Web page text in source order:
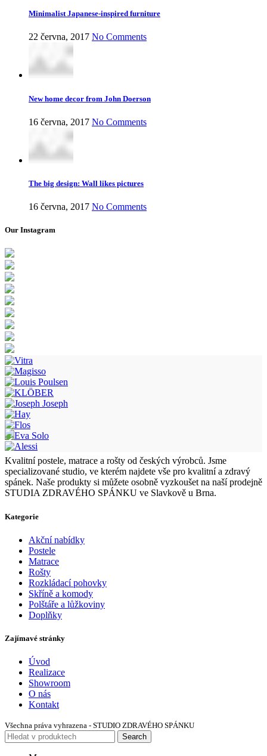
Minimalist Japanese-inspired furniture
22 června, 2017 No Comments
New home decor from John Doerson
16 června, 2017 No Comments
The big design: Wall likes pictures
16 června, 2017 No Comments
Our Instagram
Kvalitní postele, matrace a rošty od českých výrobců. Jsme
specializované studio, ve kterém najdete vše pro kvalitní a zdravý
spánek. Naše produkty si můžete osobně vyzkoušet na naší prodejně
STUDIA ZDRAVÉHO SPÁNKU ve Slavkově u Brna.
Kategorie
Akční nabídky
Postele
Matrace
Rošty
Rozkládací pohovky
Skříně a komody
Polštáře a lůžkoviny
Doplňky
Zajímavé stránky
Úvod
Realizace
Showroom
O nás
Kontakt
Všechna práva vyhrazena - STUDIO ZDRAVÉHO SPÁNKU
Search